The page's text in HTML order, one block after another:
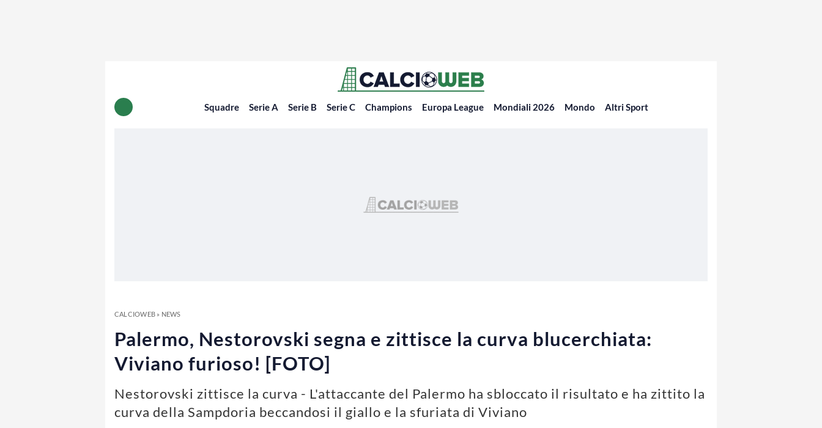
Squadre Serie A Serie B Serie C Champions Europa League Mondiali 2026 Mondo Altri Sport
CALCIOWEB» NEWS
Palermo, Nestorovski segna e zittisce la curva blucerchiata:
Viviano furioso! [FOTO]
Nestorovski zittisce la curva - L'attaccante del Palermo ha sbloccato il risultato e ha zittito la
curva della Sampdoria beccandosi il giallo e la sfuriata di Viviano